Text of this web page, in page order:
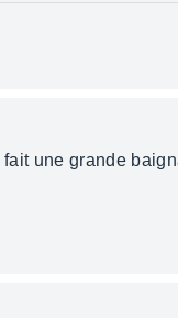
une grande